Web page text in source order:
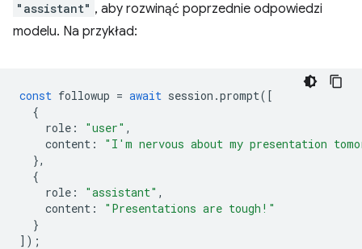
"assistant" , aby rozwinąć poprzednie odpowiedzi
modelu. Na przykład:
const followup = await session .prompt([
{
role : "user" ,
content :
"I'm nervous about my presentation
},
{
role : "assistant" ,
content :
"Presentations are tough!"
}
]);